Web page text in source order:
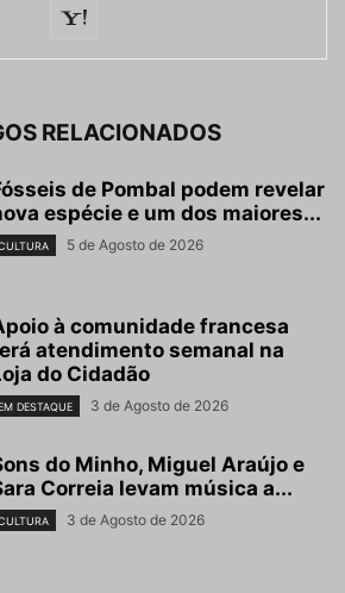
RELACIONADOS
de Pombal podem revelar
espécie e um dos maiores...
5 de Agosto de 2026
à comunidade francesa
atendimento semanal na
do Cidadão
DESTAQUE 3 de Agosto de 2026
do Minho, Miguel Araújo e
Correia levam música a...
3 de Agosto de 2026